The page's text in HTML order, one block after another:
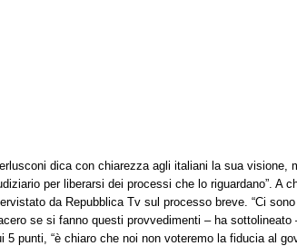
dica con chiarezza agli italiani la sua
per liberarsi dei processi che lo riguardano”. A
da Repubblica Tv sul processo breve. “Ci
se si fanno questi provvedimenti – ha
5 punti, “è chiaro che noi non voteremo la fiducia al